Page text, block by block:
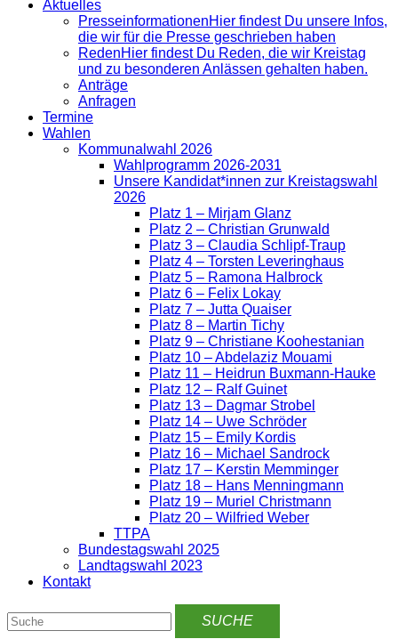
Aktuelles
Presse­informationenHier findest Du unsere Infos,
die wir für die Presse geschrieben haben
RedenHier findest Du Reden, die wir Kreistag
und zu besonderen Anlässen gehalten haben.
Anträge
Anfragen
Termine
Wahlen
Kommunalwahl 2026
Wahlprogramm 2026-2031
Unsere Kandidat*innen zur Kreistagswahl
2026
Platz 1 – Mirjam Glanz
Platz 2 – Christian Grunwald
Platz 3 – Claudia Schlipf-Traup
Platz 4 – Torsten Leveringhaus
Platz 5 – Ramona Halbrock
Platz 6 – Felix Lokay
Platz 7 – Jutta Quaiser
Platz 8 – Martin Tichy
Platz 9 – Christiane Koohestanian
Platz 10 – Abdelaziz Mouami
Platz 11 – Heidrun Buxmann-Hauke
Platz 12 – Ralf Guinet
Platz 13 – Dagmar Strobel
Platz 14 – Uwe Schröder
Platz 15 – Emily Kordis
Platz 16 – Michael Sandrock
Platz 17 – Kerstin Memminger
Platz 18 – Hans Menningmann
Platz 19 – Muriel Christmann
Platz 20 – Wilfried Weber
TTPA
Bundestagswahl 2025
Landtagswahl 2023
Kontakt